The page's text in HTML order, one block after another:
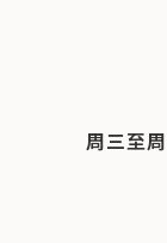
周三至